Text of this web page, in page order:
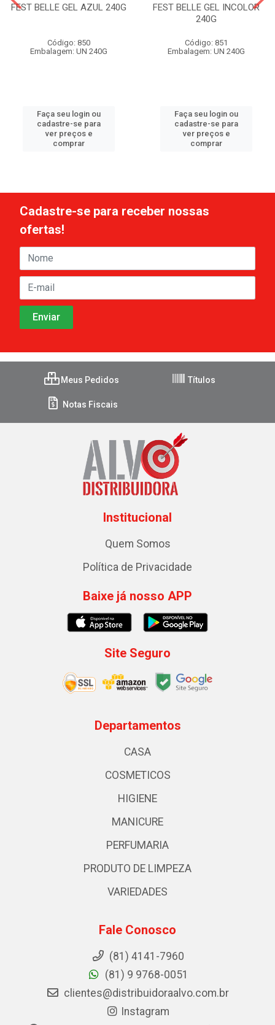
FEST BELLE GEL AZUL 240G
Código: 850
Embalagem: UN 240G
Faça seu login ou
cadastre-se para
ver preços e
comprar
FEST BELLE GEL INCOLOR
240G
Código: 851
Embalagem: UN 240G
Faça seu login ou
cadastre-se para
ver preços e
comprar
Cadastre-se para receber nossas
ofertas!
Meus Pedidos Títulos
Notas Fiscais
Institucional
Quem Somos
Política de Privacidade
Baixe já nosso APP
Site Seguro
Departamentos
CASA
COSMETICOS
HIGIENE
MANICURE
PERFUMARIA
PRODUTO DE LIMPEZA
VARIEDADES
Fale Conosco
(81) 4141-7960
(81) 9 9768-0051
clientes@distribuidoraalvo.com.br
Instagram